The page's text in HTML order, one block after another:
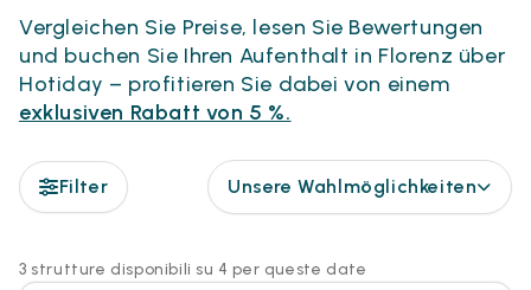
Vergleichen Sie Preise, lesen Sie Bewertungen
und buchen Sie Ihren Aufenthalt in Florenz über
Hotiday – profitieren Sie dabei von einem
exklusiven Rabatt von 5 %.
Filter Unsere Wahlmöglichkeiten
3 strutture disponibili su 4 per queste date